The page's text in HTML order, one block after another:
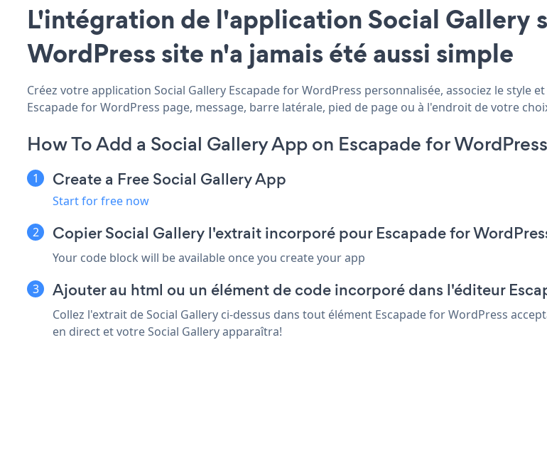
L'intégration de l'application Social Gallery
WordPress site n'a jamais été aussi simple
Créez votre application Social Gallery Escapade for WordPress personnalisée, associez le style
Escapade for WordPress page, message, barre latérale, pied de page ou à l'endroit de votre
How To Add a Social Gallery App on Escapade for
Create a Free Social Gallery App
Start for free now
Copier Social Gallery l'extrait incorporé pour Escapade for
Your code block will be available once you create your app
Ajouter au html ou un élément de code incorporé dans l'éditeur
Collez l'extrait de Social Gallery ci-dessus dans tout élément Escapade for WordPress
en direct et votre Social Gallery apparaîtra!